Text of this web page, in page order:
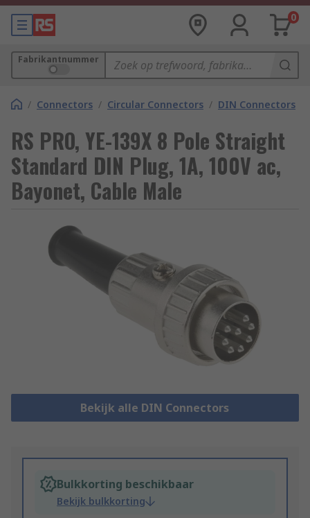
0
Fabrikantnummer
/ Connectors / Circular Connectors / DIN Connectors
RS PRO, YE-139X 8 Pole Straight
Standard DIN Plug, 1A, 100V ac,
Bayonet, Cable Male
Bekijk alle DIN Connectors
Bulkkorting beschikbaar
Bekijk bulkkorting